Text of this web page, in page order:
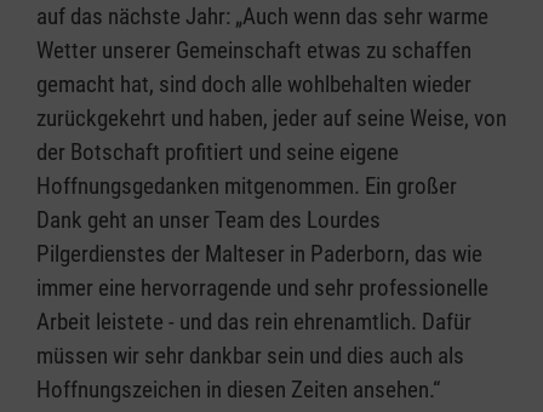
auf das nächste Jahr: „Auch wenn das sehr warme
Wetter unserer Gemeinschaft etwas zu schaffen
gemacht hat, sind doch alle wohlbehalten wieder
zurückgekehrt und haben, jeder auf seine Weise, von
der Botschaft profitiert und seine eigene
Hoffnungsgedanken mitgenommen. Ein großer
Dank geht an unser Team des Lourdes
Pilgerdienstes der Malteser in Paderborn, das wie
immer eine hervorragende und sehr professionelle
Arbeit leistete - und das rein ehrenamtlich. Dafür
müssen wir sehr dankbar sein und dies auch als
Hoffnungszeichen in diesen Zeiten ansehen.“